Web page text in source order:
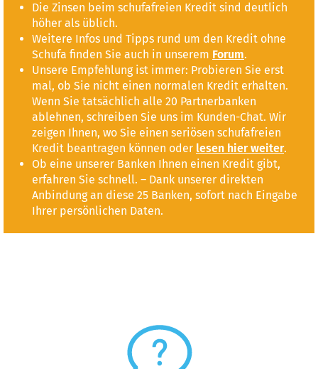
Die Zinsen beim schufafreien Kredit sind deutlich
höher als üblich.
Weitere Infos und Tipps rund um den Kredit ohne
Schufa finden Sie auch in unserem Forum.
Unsere Empfehlung ist immer: Probieren Sie erst
mal, ob Sie nicht einen normalen Kredit erhalten.
Wenn Sie tatsächlich alle 20 Partnerbanken
ablehnen, schreiben Sie uns im Kunden-Chat. Wir
zeigen Ihnen, wo Sie einen seriösen schufafreien
Kredit beantragen können oder lesen hier weiter.
Ob eine unserer Banken Ihnen einen Kredit gibt,
erfahren Sie schnell. – Dank unserer direkten
Anbindung an diese 25 Banken, sofort nach Eingabe
Ihrer persönlichen Daten.